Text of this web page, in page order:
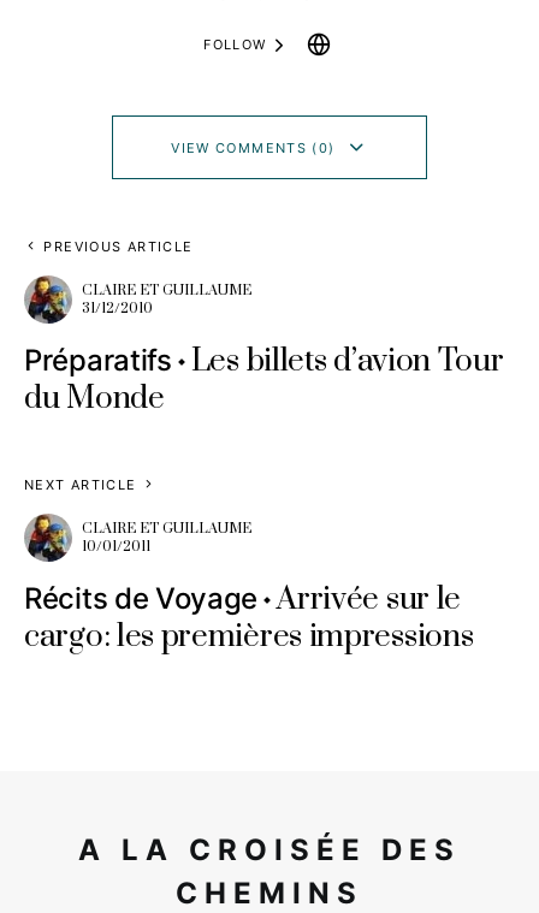
FOLLOW
VIEW COMMENTS (0)
PREVIOUS ARTICLE
CLAIRE ET GUILLAUME
31/12/2010
Préparatifs Les billets d’avion Tour
du Monde
NEXT ARTICLE
CLAIRE ET GUILLAUME
10/01/2011
Récits de Voyage Arrivée sur le
cargo: les premières impressions
A LA CROISÉE DES
CHEMINS